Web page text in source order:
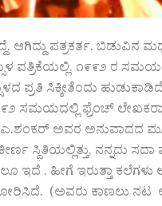
ಆಗಿದ್ದು ಪತ್ರಕರ್ತ. ಬಿಡುವಿನ
ಪತ್ರಿಕೆಯಲ್ಲಿ. ೧೯೯೨ ರ
ಸಿಕ್ಕೀತೆಂದು
ಸಮಯದಲ್ಲಿ ಫ್ರೆಂಚ್
ಡಿ.ಎ.ಶಂಕರ್ ಅವರ ಅನುವಾದದ
ಸ್ಥಿತಿಯಲ್ಲಿತ್ತು, ನನ್ನದು
. ಹೀಗೆ ಇರುತ್ತಾ
(ಅವರು ಕಾಣಲು